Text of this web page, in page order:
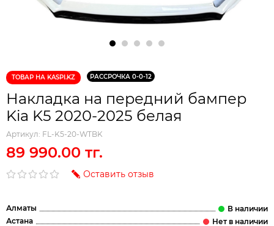
ТОВАР НА KASPI.KZ РАССРОЧКА 0-0-12
Накладка на передний бампер
Kia K5 2020-2025 белая
Артикул: FL-K5-20-WTBK
89 990.00 тг.
Оставить отзыв
Алматы
Астана